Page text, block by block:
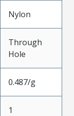
Nylon
Through
Hole
0.487/g
1